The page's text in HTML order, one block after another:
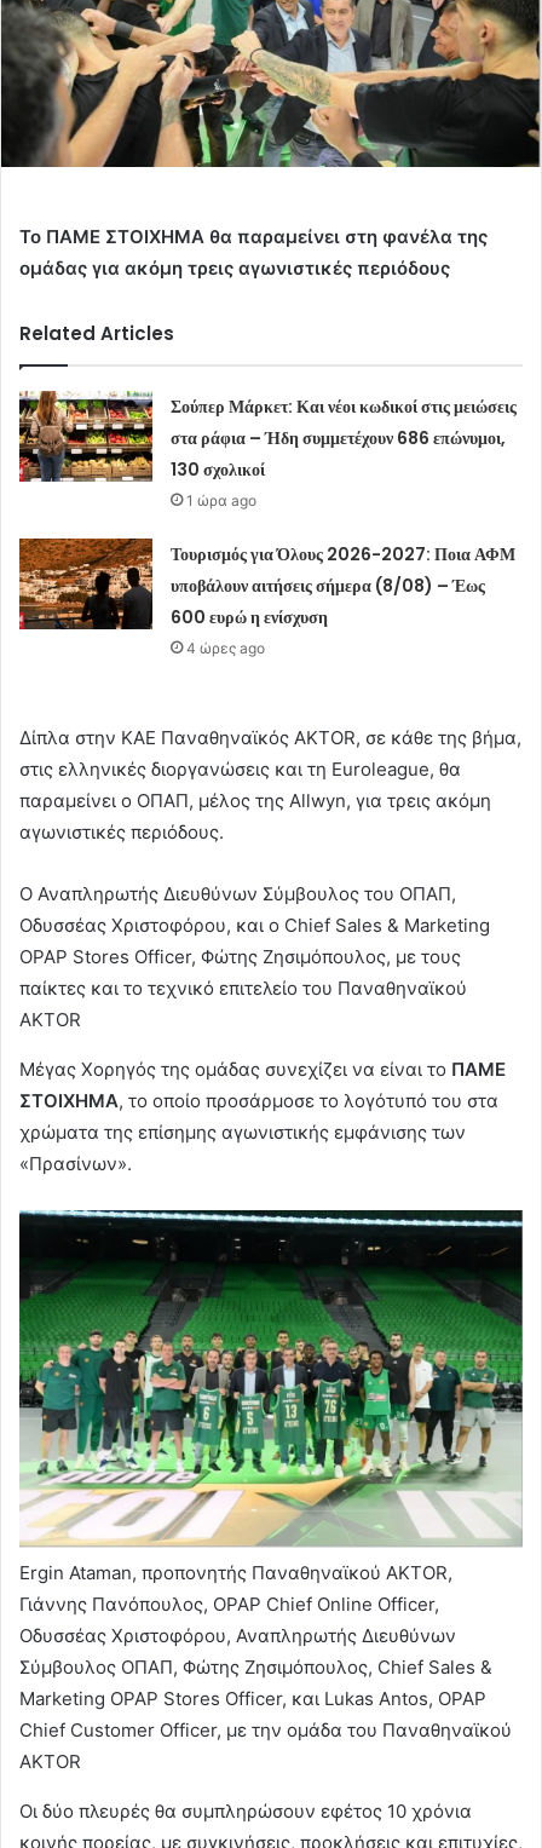
Το ΠΑΜΕ ΣΤΟΙΧΗΜΑ θα παραμείνει στη φανέλα της
ομάδας για ακόμη τρεις αγωνιστικές περιόδους
Related Articles
Σούπερ Μάρκετ: Και νέοι κωδικοί στις μειώσεις
στα ράφια – Ήδη συμμετέχουν 686 επώνυμοι,
130 σχολικοί
1 ώρα ago
Τουρισμός για Όλους 2026-2027: Ποια ΑΦΜ
υποβάλουν αιτήσεις σήμερα (8/08) – Έως
600 ευρώ η ενίσχυση
4 ώρες ago
Δίπλα στην ΚΑΕ Παναθηναϊκός AKTOR, σε κάθε της βήμα,
στις ελληνικές διοργανώσεις και τη Euroleague, θα
παραμείνει ο ΟΠΑΠ, μέλος της Allwyn, για τρεις ακόμη
αγωνιστικές περιόδους.
Ο Αναπληρωτής Διευθύνων Σύμβουλος του ΟΠΑΠ,
Οδυσσέας Χριστοφόρου, και ο Chief Sales & Marketing
OPAP Stores Officer, Φώτης Ζησιμόπουλος, με τους
παίκτες και το τεχνικό επιτελείο του Παναθηναϊκού
AKTOR
Μέγας Χορηγός της ομάδας συνεχίζει να είναι το ΠΑΜΕ
ΣΤΟΙΧΗΜΑ, το οποίο προσάρμοσε το λογότυπό του στα
χρώματα της επίσημης αγωνιστικής εμφάνισης των
«Πρασίνων».
Ergin Ataman, προπονητής Παναθηναϊκού AKTOR,
Γιάννης Πανόπουλος, OPAP Chief Online Officer,
Οδυσσέας Χριστοφόρου, Αναπληρωτής Διευθύνων
Σύμβουλος ΟΠΑΠ, Φώτης Ζησιμόπουλος, Chief Sales &
Marketing OPAP Stores Officer, και Lukas Antos, OPAP
Chief Customer Officer, με την ομάδα του Παναθηναϊκού
AKTOR
Οι δύο πλευρές θα συμπληρώσουν εφέτος 10 χρόνια
κοινής πορείας, με συγκινήσεις, προκλήσεις και επιτυχίες,